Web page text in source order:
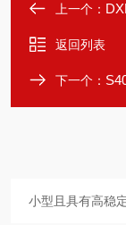
上一个：
返回列表
下一个：